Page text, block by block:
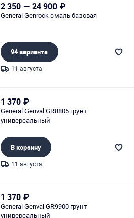
2 350 — 24 900 ₽
General Genrock эмаль базовая
94 варианта
11 августа
1 370 ₽
General Genval GR8805 грунт
универсальный
В корзину
11 августа
1 370 ₽
General Genval GR9900 грунт
универсальный